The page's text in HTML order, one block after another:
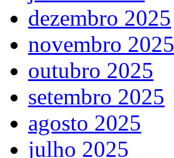
dezembro 2025
novembro 2025
outubro 2025
setembro 2025
agosto 2025
julho 2025